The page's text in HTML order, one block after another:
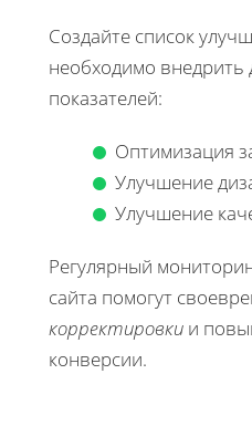
Создайте список
необходимо внедрить
показателей:
Оптимизация
Улучшение
Улучшение
Регулярный
сайта помогут
корректировки и
конверсии.